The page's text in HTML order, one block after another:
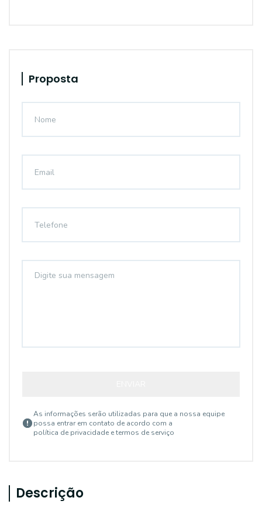
Proposta
As informações serão utilizadas para que a nossa equipe
possa entrar em contato de acordo com a
política de privacidade e termos de serviço
Descrição